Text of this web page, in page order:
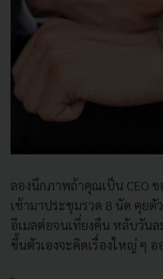
ลองนึกภาพถ้าคุณเป็น CEO
เช้ามาประชุมรวด 8 นัด คุย
อีเมลต่อจนเที่ยงคืน หลับวันล
ขึ้นตัวเองจะคิดเรื่องใหญ่ ๆ